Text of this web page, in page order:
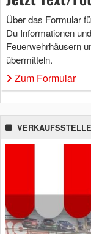
Über das Formular
Du Informationen
Feuerwehrhäusern
übermitteln.
Zum Formular